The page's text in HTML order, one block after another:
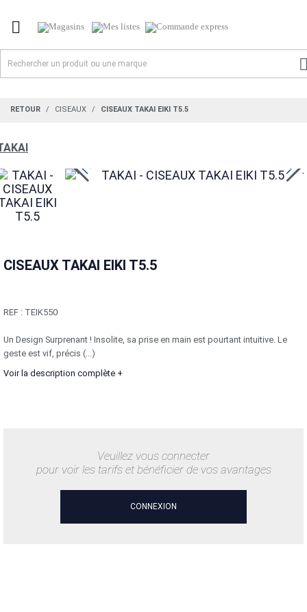

RETOUR CISEAUX CISEAUX TAKAI EIKI T5.5
CISEAUX TAKAI EIKI T5.5
REF : TEIK550
Un Design Surprenant ! Insolite, sa prise en main est pourtant intuitive. Le
geste est vif, précis (...)
Voir la description complète +
Veuillez vous connecter
pour voir les tarifs et bénéficier de vos avantages
CONNEXION